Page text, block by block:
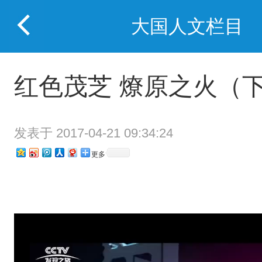
大国人文栏目
红色茂芝 燎原之火（
发表于 2017-04-21 09:34:24
更多